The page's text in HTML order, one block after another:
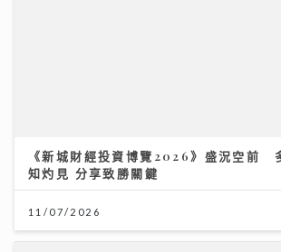
《新城財經投資博覽2026》盛況空前
知灼見 分享致勝關鍵
11/07/2026